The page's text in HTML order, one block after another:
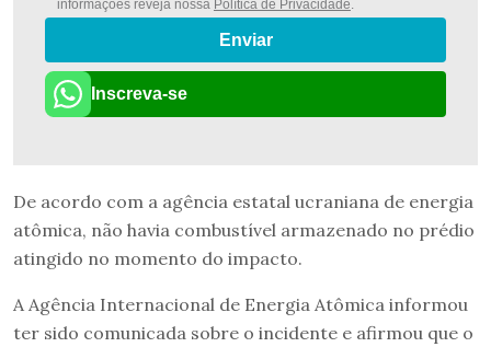
informações reveja nossa Política de Privacidade.
Enviar
Inscreva-se
De acordo com a agência estatal ucraniana de energia
atômica, não havia combustível armazenado no prédio
atingido no momento do impacto.
A Agência Internacional de Energia Atômica informou
ter sido comunicada sobre o incidente e afirmou que o